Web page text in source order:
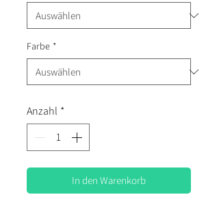
Farbe *
Anzahl *
In den Warenkorb